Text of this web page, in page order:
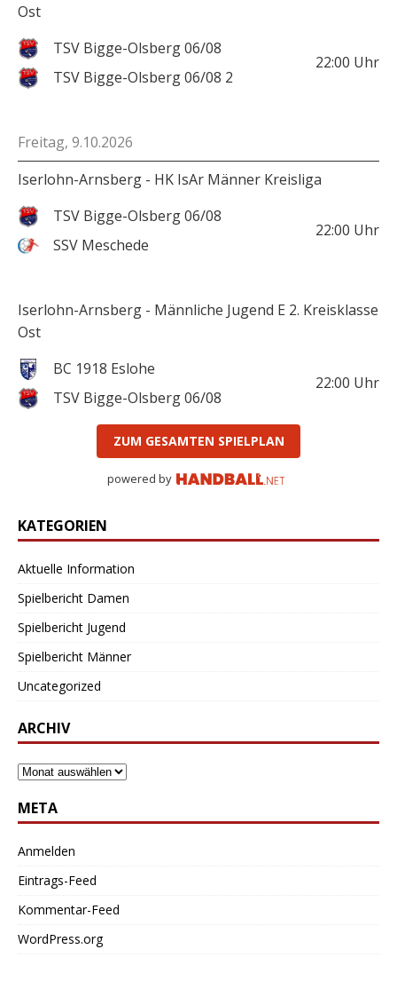
Ost
TSV Bigge-Olsberg 06/08
TSV Bigge-Olsberg 06/08 2
22:00 Uhr
Freitag, 9.10.2026
Iserlohn-Arnsberg - HK IsAr Männer Kreisliga
TSV Bigge-Olsberg 06/08
SSV Meschede
22:00 Uhr
Iserlohn-Arnsberg - Männliche Jugend E 2. Kreisklasse
Ost
BC 1918 Eslohe
TSV Bigge-Olsberg 06/08
22:00 Uhr
ZUM GESAMTEN SPIELPLAN
powered by
KATEGORIEN
Aktuelle Information
Spielbericht Damen
Spielbericht Jugend
Spielbericht Männer
Uncategorized
ARCHIV
META
Anmelden
Eintrags-Feed
Kommentar-Feed
WordPress.org